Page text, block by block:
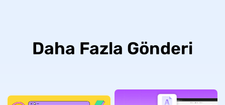
Daha Fazla Gönderi